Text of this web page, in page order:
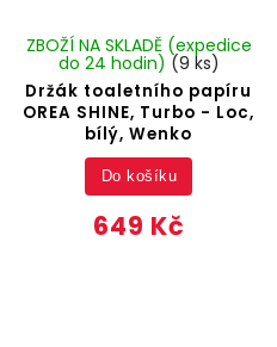
Držák toaletního papíru
OREA SHINE, Turbo - Loc,
bílý, Wenko
ZBOŽÍ NA SKLADĚ (expedice
do 24 hodin) (9 ks)
649 Kč
Do košíku